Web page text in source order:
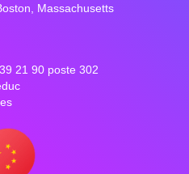
Massachusetts
21 90 poste 302